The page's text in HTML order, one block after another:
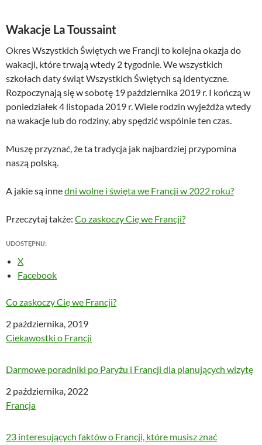
Wakacje La Toussaint
Okres Wszystkich Świętych we Francji to kolejna okazja do
wakacji, które trwają wtedy 2 tygodnie. We wszystkich
szkołach daty świąt Wszystkich Świętych są identyczne.
Rozpoczynają się w sobotę 19 października 2019 r. I kończą w
poniedziałek 4 listopada 2019 r. Wiele rodzin wyjeżdża wtedy
na wakacje lub do rodziny, aby spędzić wspólnie ten czas.
Muszę przyznać, że ta tradycja jak najbardziej przypomina
naszą polską.
A jakie są innedni wolne i święta we Francji w 2022 roku?
Przeczytaj także: Co zaskoczy Cię we Francji?
UDOSTĘPNIJ:
X
Facebook
Co zaskoczy Cię we Francji?
Data
2 października, 2019
W odniesieniu do
Ciekawostki o Francji
Darmowe poradniki po Paryżu i Francji dla planujących wizytę
Data
2 października, 2022
W odniesieniu do
Francja
23 interesujących faktów o Francji, które musisz znać